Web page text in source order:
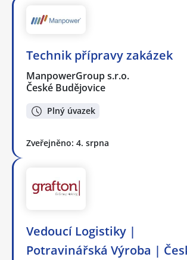
Technik přípravy zakázek
ManpowerGroup s.r.o.
České Budějovice
Plný úvazek
Zveřejněno: 4. srpna
Vedoucí Logistiky |
Potravinářská Výroba |